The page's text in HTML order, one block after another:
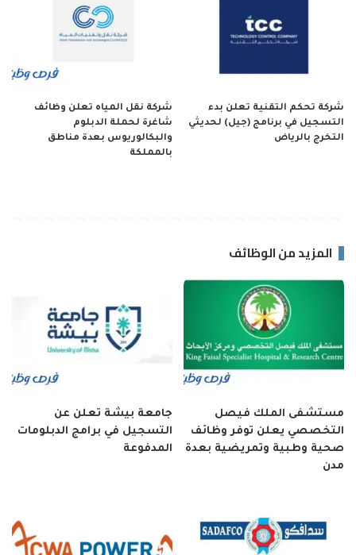
شركة تحكم التقنية تعلن بدء
التسجيل في برنامج (جيل) لحديثي
التخرج بالرياض
شركة نقل المياه تعلن وظائف
شاغرة لحملة الدبلوم
والبكالوريوس بعدة مناطق
بالمملكة
المزيد من الوظائف
مستشفى الملك فيصل
التخصصي يعلن توفر وظائف
صحية وطبية وتمريضية بعدة
مدن
جامعة بيشة تعلن عن
التسجيل في برامج الدبلومات
المدفوعة